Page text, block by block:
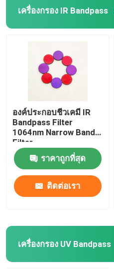
เครื่องกรอง IR Bandpass
องค์ประกอบชีวเคมี IR
Bandpass Filter
1064nm Narrow Band
Filter
ราคาถูกที่สุด
ติดต่อเรา
เครื่องกรอง UV Bandpass